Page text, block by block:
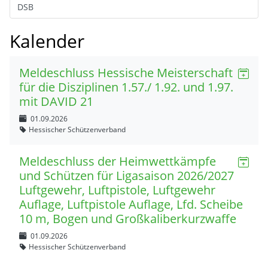
DSB
Kalender
Meldeschluss Hessische Meisterschaft
für die Disziplinen 1.57./ 1.92. und 1.97.
mit DAVID 21
01.09.2026
Hessischer Schützenverband
Meldeschluss der Heimwettkämpfe
und Schützen für Ligasaison 2026/2027
Luftgewehr, Luftpistole, Luftgewehr
Auflage, Luftpistole Auflage, Lfd. Scheibe
10 m, Bogen und Großkaliberkurzwaffe
01.09.2026
Hessischer Schützenverband